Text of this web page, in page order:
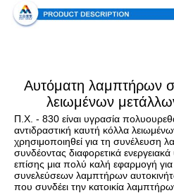
Αυτόματη λαμπτήρων
λειωμένων
Π.Χ. - 830 είναι υγρασία
αντιδραστική καυτή κόλλα
χρησιμοποιηθεί για τη συνέλευση
συνδέοντας διαφορετικά ενεργειακά
επίσης μια πολύ καλή εφαρμογή για
συνελεύσεων λαμπτήρων
που συνδέει την κατοικία